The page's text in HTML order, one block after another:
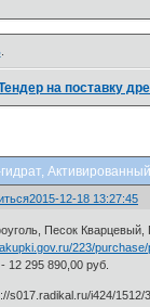
.
на поставку
2015-12-18 13:27:45
Песок
223/
- 12 295 890,00 руб.